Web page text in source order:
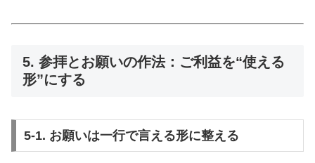
5. 参拝とお願いの作法：ご利益を“使える
形”にする
5-1. お願いは一行で言える形に整える